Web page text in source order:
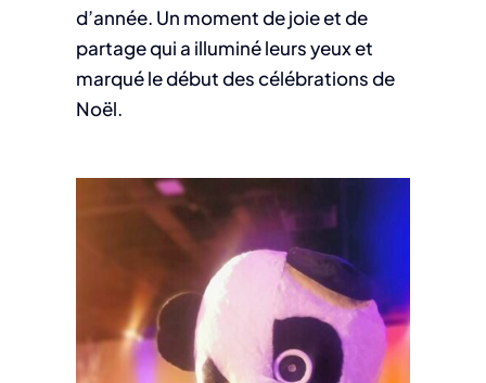
d’année. Un moment de joie et de
partage qui a illuminé leurs yeux et
marqué le début des célébrations de
Noël.